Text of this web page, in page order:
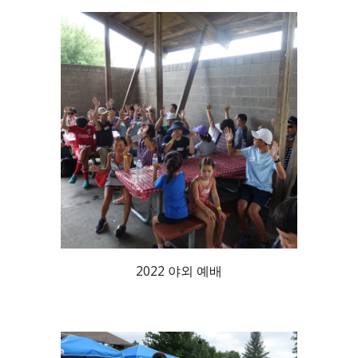
2022 야외 예배